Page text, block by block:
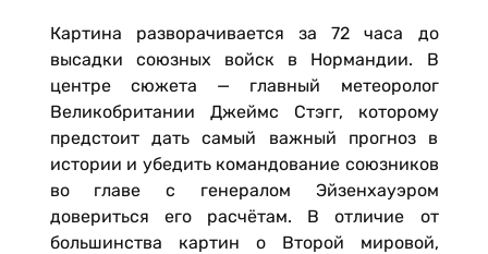
Картина разворачивается за 72 часа до
высадки союзных войск в Нормандии. В
центре сюжета — главный метеоролог
Великобритании Джеймс Стэгг, которому
предстоит дать самый важный прогноз в
истории и убедить командование союзников
во главе с генералом Эйзенхауэром
довериться его расчётам. В отличие от
большинства картин о Второй мировой,